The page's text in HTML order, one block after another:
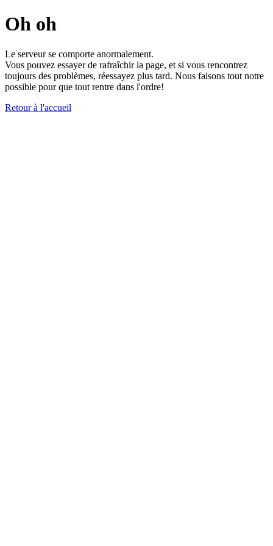
Oh oh
Le serveur se comporte anormalement.
Vous pouvez essayer de rafraîchir la page, et si vous rencontrez
toujours des problèmes, réessayez plus tard. Nous faisons tout notre
possible pour que tout rentre dans l'ordre!
Retour à l'accueil